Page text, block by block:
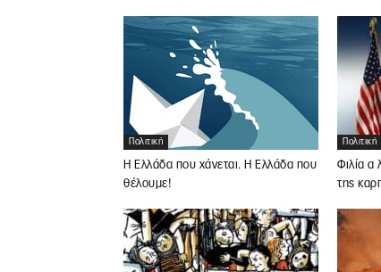
Πολιτική
Η Ελλάδα που χάνεται. Η Ελλάδα που
θέλουμε!
Πολιτική
Φιλία α
της